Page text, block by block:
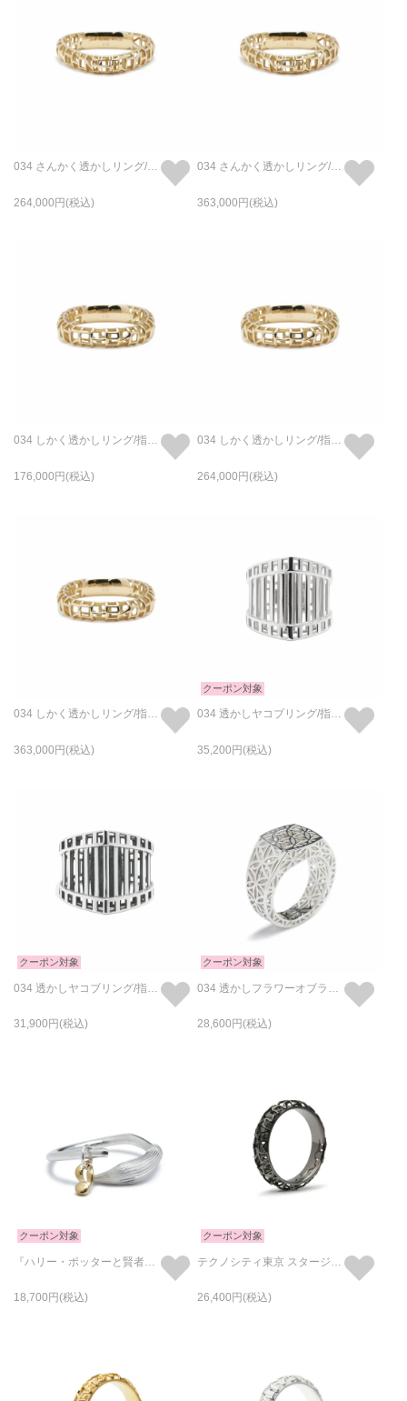
034 さんかく透かしリング/指輪 M - K18/イエローゴールド
264,000
034 さんかく透かしリング/指輪 L - K18/イエローゴールド
363,000
034 しかく透かしリング/指輪 S - K18/イエローゴールド
176,000
034 しかく透かしリング/指輪 M - K18/イエローゴールド
264,000
034 しかく透かしリング/指輪 L - K18/イエローゴールド
363,000
クーポン対象
034 透かしヤコブリング/指輪 - ロジウム
35,200
クーポン対象
034 透かしヤコブリング/指輪 - シルバー
31,900
クーポン対象
28,600
クーポン対象
『ハリー・ポッターと賢者の石』 ニンバス2000 & 金のスニッチ リング / 指輪
18,700
クーポン対象
26,400